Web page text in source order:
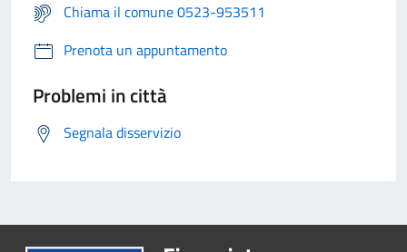
Chiama il comune 0523-953511
Prenota un appuntamento
Problemi in città
Segnala disservizio